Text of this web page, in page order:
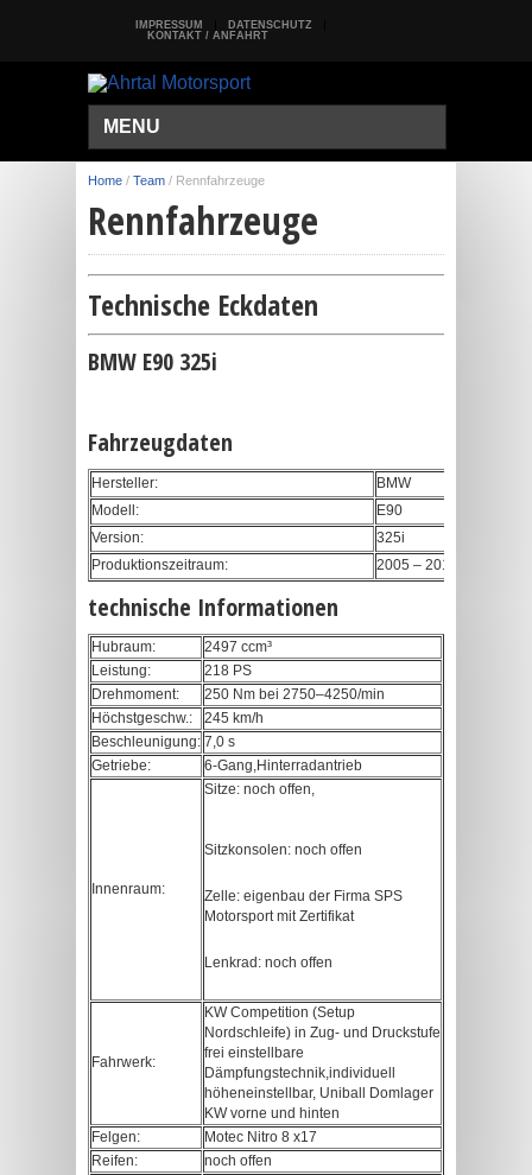
IMPRESSUM
DATENSCHUTZ
KONTAKT / ANFAHRT
MENU
Home / Team / Rennfahrzeuge
Rennfahrzeuge
Technische Eckdaten
BMW E90 325i
Fahrzeugdaten
Hersteller:
BMW
Modell:
E90
Version:
325i
Produktionszeitraum:
2005 – 2013
technische Informationen
Hubraum:
2497 ccm³
Leistung:
218 PS
Drehmoment:
250 Nm bei 2750–4250/min
Höchstgeschw.:
245 km/h
Beschleunigung: 7,0 s
Getriebe:
6-Gang,Hinterradantrieb
Innenraum:
Sitze: noch offen,
Sitzkonsolen: noch offen
Zelle: eigenbau der Firma SPS
Motorsport mit Zertifikat
Lenkrad: noch offen
Fahrwerk:
KW Competition (Setup
Nordschleife) in Zug- und Druckstufe
frei einstellbare
Dämpfungstechnik,individuell
höheneinstellbar, Uniball Domlager
KW vorne und hinten
Felgen:
Motec Nitro 8 x17
Reifen:
noch offen